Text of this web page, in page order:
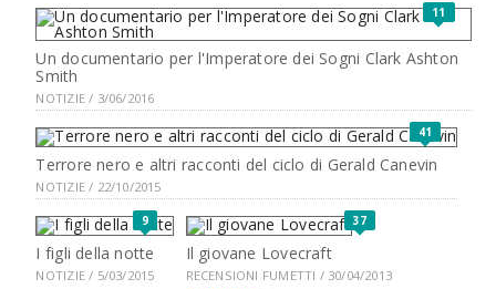
11
Un documentario per l'Imperatore dei Sogni Clark Ashton
Smith
NOTIZIE / 3/06/2016
41
Terrore nero e altri racconti del ciclo di Gerald Canevin
NOTIZIE / 22/10/2015
9
I figli della notte
NOTIZIE / 5/03/2015
37
Il giovane Lovecraft
RECENSIONI FUMETTI / 30/04/2013